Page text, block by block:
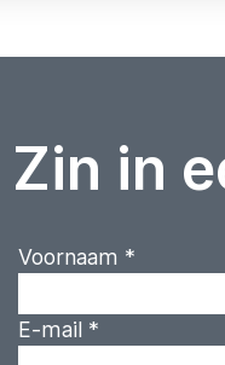
Zin in
Voornaam *
E-mail *